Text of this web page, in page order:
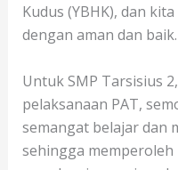
Kudus (YBHK), dan
dengan aman dan baik.
Untuk SMP Tarsisius
pelaksanaan PAT,
semangat belajar dan
sehingga memperoleh